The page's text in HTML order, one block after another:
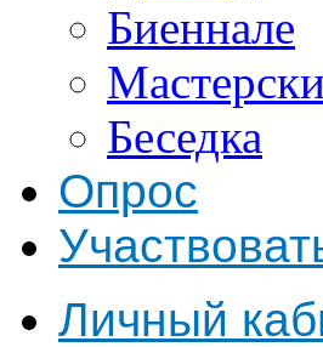
Биеннале
Беседка
Опрос
Личный